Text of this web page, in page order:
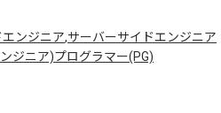
ンジニア,サーバーサイドエンジニア
ジニア)プログラマー(PG)